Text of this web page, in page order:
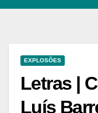
EXPLOSÕES
Letras |
Luís